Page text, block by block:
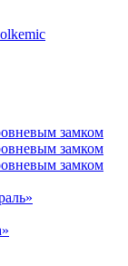
замком
замком
замком